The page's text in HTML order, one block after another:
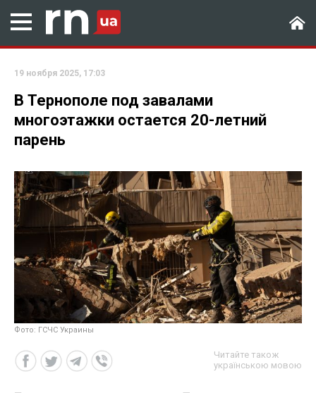
19 ноября 2025, 17:03
В Тернополе под завалами
многоэтажки остается 20-летний
парень
Фото: ГСЧС Украины
Читайте також
українською мовою